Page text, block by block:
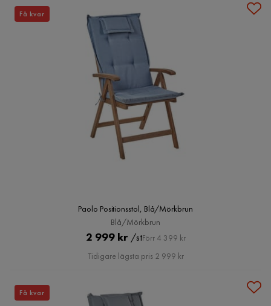
Paolo Positionsstol, Blå/Mörkbrun
Blå/Mörkbrun
Pris
2 999 kr /st
Original
Pris
Förr 4 399 kr
Tidigare lägsta pris 2 999 kr
Få kvar
Få kvar